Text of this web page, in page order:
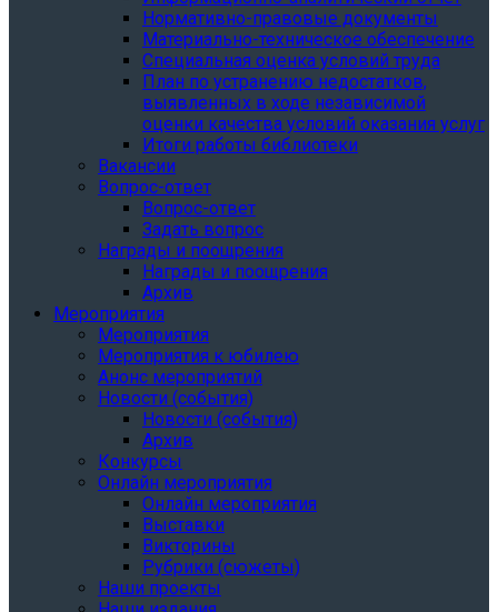
Нормативно-правовые документы
Материально-техническое обеспечение
Специальная оценка условий труда
План по устранению недостатков,
выявленных в ходе независимой
оценки качества условий оказания услуг
Итоги работы библиотеки
Вакансии
Вопрос-ответ
Вопрос-ответ
Задать вопрос
Награды и поощрения
Награды и поощрения
Архив
Мероприятия
Мероприятия
Мероприятия к юбилею
Анонс мероприятий
Новости (события)
Новости (события)
Архив
Конкурсы
Онлайн мероприятия
Онлайн мероприятия
Выставки
Викторины
Рубрики (сюжеты)
Наши проекты